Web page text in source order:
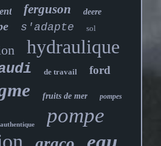
ferguson deere
s'adapte sol
hydraulique
de travail ford
fruits de mer pompes
authentique pompe